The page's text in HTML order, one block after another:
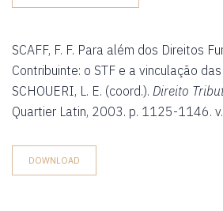
SCAFF, F. F. Para além dos Direitos
Contribuinte: o STF e a vinculação
SCHOUERI, L. E. (coord.). Direito
Quartier Latin, 2003. p. 1125-1146.
DOWNLOAD